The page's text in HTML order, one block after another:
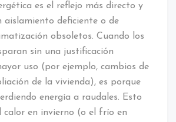
es el reflejo más directo y
aislamiento deficiente o de
obsoletos. Cuando los
sin una justificación
uso (por ejemplo, cambios de
de la vivienda), es porque
energía a raudales. Esto
calor en invierno (o el frío en